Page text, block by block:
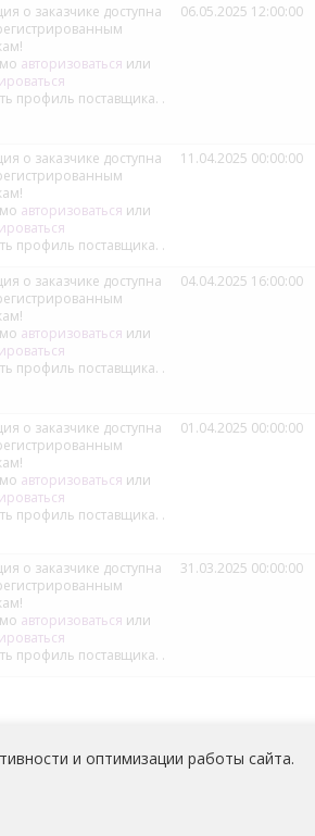
о заказчике доступна
авторизоваться или
профиль поставщика. .
06.05.2025 12:00:00
о заказчике доступна
авторизоваться или
профиль поставщика. .
11.04.2025 00:00:00
о заказчике доступна
авторизоваться или
профиль поставщика. .
04.04.2025 16:00:00
о заказчике доступна
авторизоваться или
профиль поставщика. .
01.04.2025 00:00:00
о заказчике доступна
авторизоваться или
профиль поставщика. .
31.03.2025 00:00:00
и оптимизации работы сайта.